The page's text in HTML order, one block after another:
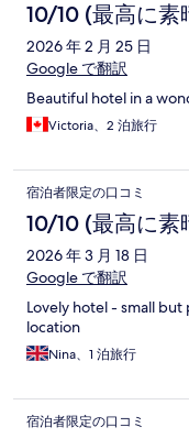
10/10 (最高に素
2026 年 2 月 25 日
Google で翻訳
Beautiful hotel in a
Victoria、2 泊旅行
宿泊者限定の口コミ
10/10 (最高に素
2026 年 3 月 18 日
Google で翻訳
Lovely hotel - small
location
Nina、1 泊旅行
宿泊者限定の口コミ